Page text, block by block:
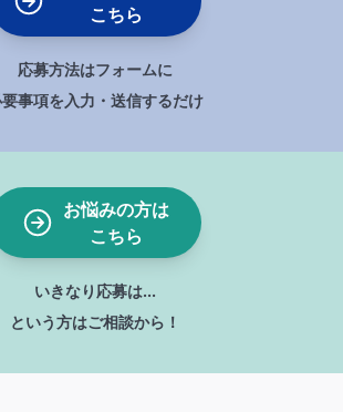
こちら
応募方法はフォームに
要事項を入力・送信するだけ
お悩みの方は
こちら
いきなり応募は...
という方はご相談から！